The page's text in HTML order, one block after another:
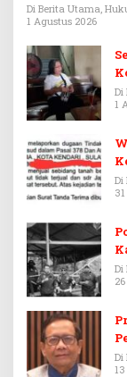
Rp3,6 Miliar
Di Berita Utama,
1 Agustus 2026
Di
1
Di
Di
Di